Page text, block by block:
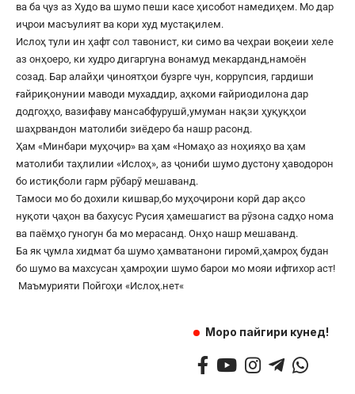
ва ба ҷуз аз Худо ва шумо пеши касе ҳисобот намедиҳем. Мо дар
иҷрои масъулият ва кори худ мустақилем.
Ислоҳ тули ин ҳафт сол тавонист, ки симо ва чеҳраи воқеии хеле
аз онҳоеро, ки худро дигаргуна вонамуд мекарданд,намоён
созад. Бар алайҳи ҷиноятҳои бузрге чун, коррупсия, гардиши
ғайриқонунии маводи мухаддир, аҳкоми ғайриодилона дар
додгоҳҳо, вазифаву мансабфурушӣ,умуман нақзи ҳуқуқҳои
шаҳрвандон матолиби зиёдеро ба нашр расонд.
Ҳам «Минбари муҳоҷир» ва ҳам «Номаҳо аз ноҳияҳо ва ҳам
матолиби таҳлилии «Ислоҳ», аз ҷониби шумо дустону ҳаводорон
бо истиқболи гарм рӯбарӯ мешаванд.
Тамоси мо бо дохили кишвар,бо муҳоҷирони корӣ дар ақсо
нуқоти ҷаҳон ва бахусус Русия ҳамешагист ва рӯзона садҳо нома
ва паёмҳо гуногун ба мо мерасанд. Онҳо нашр мешаванд.
Ба як ҷумла хидмат ба шумо ҳамватанони гиромӣ,ҳамроҳ будан
бо шумо ва махсусан ҳамроҳии шумо барои мо мояи ифтихор аст!
Маъмурияти Пойгоҳи «Ислоҳ.нет«
Моро пайгири кунед!